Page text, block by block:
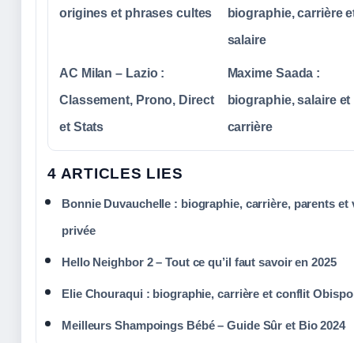
origines et phrases cultes
biographie, carrière
salaire
AC Milan – Lazio :
Classement, Prono, Direct
et Stats
Maxime Saada :
biographie, salaire et
carrière
4 ARTICLES LIES
Bonnie Duvauchelle : biographie, carrière, parents et
privée
Hello Neighbor 2 – Tout ce qu’il faut savoir en 2025
Elie Chouraqui : biographie, carrière et conflit Obispo
Meilleurs Shampoings Bébé – Guide Sûr et Bio 2024